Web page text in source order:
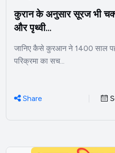
कुरान के अनुसार सूरज भी
और पृथ्वी...
जानिए कैसे कुरआन ने 1400 साल
परिक्रमा का सच...
Share